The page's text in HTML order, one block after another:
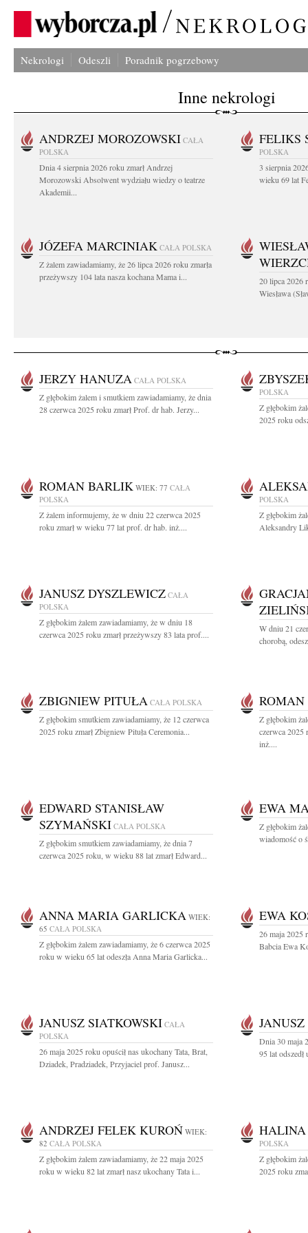
Nekrologi Odeszli Poradnik pogrzebowy
Inne nekrologi
ANDRZEJ MOROZOWSKI CAŁA
POLSKA
Dnia 4 sierpnia 2026 roku zmarł Andrzej
Morozowski Absolwent wydziału wiedzy o teatrze
Akademii...
FELIKS
POLSKA
3 sierpnia
wieku 69 lat
JÓZEFA MARCINIAK CAŁA POLSKA
Z żalem zawiadamiamy, że 26 lipca 2026 roku zmarła
przeżywszy 104 lata nasza kochana Mama i...
20 lipca 2026
Wiesława
JERZY HANUZA CAŁA POLSKA
Z głębokim żalem i smutkiem zawiadamiamy, że dnia
28 czerwca 2025 roku zmarł Prof. dr hab. Jerzy...
POLSKA
Z głębokim
2025 roku
ROMAN BARLIK WIEK: 77 CAŁA
POLSKA
Z żalem informujemy, że w dniu 22 czerwca 2025
roku zmarł w wieku 77 lat prof. dr hab. inż....
POLSKA
Z głębokim
Aleksandry
JANUSZ DYSZLEWICZ CAŁA
POLSKA
Z głębokim żalem zawiadamiamy, że w dniu 18
czerwca 2025 roku zmarł przeżywszy 83 lata prof....
W dniu 21
chorobą,
ZBIGNIEW PITUŁA CAŁA POLSKA
Z głębokim smutkiem zawiadamiamy, że 12 czerwca
2025 roku zmarł Zbigniew Pituła Ceremonia...
Z głębokim
czerwca 2025
inż....
EDWARD STANISŁAW
SZYMAŃSKI CAŁA POLSKA
Z głębokim smutkiem zawiadamiamy, że dnia 7
czerwca 2025 roku, w wieku 88 lat zmarł Edward...
EWA
Z głębokim
wiadomość o
ANNA MARIA GARLICKA WIEK:
65 CAŁA POLSKA
Z głębokim żalem zawiadamiamy, że 6 czerwca 2025
roku w wieku 65 lat odeszła Anna Maria Garlicka...
EWA
26 maja 2025
Babcia Ewa
JANUSZ SIATKOWSKI CAŁA
POLSKA
26 maja 2025 roku opuścił nas ukochany Tata, Brat,
Dziadek, Pradziadek, Przyjaciel prof. Janusz...
Dnia 30 maja
95 lat
ANDRZEJ FELEK KUROŃ WIEK:
82 CAŁA POLSKA
Z głębokim żalem zawiadamiamy, że 22 maja 2025
roku w wieku 82 lat zmarł nasz ukochany Tata i...
HALINA
POLSKA
Z głębokim
2025 roku